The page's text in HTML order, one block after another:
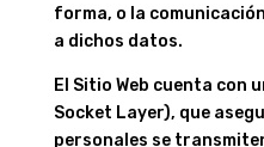
forma, o la
a dichos datos.
El Sitio Web cuenta con
Socket Layer), que
personales se